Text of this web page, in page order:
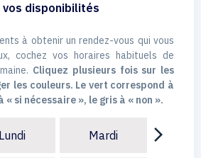
vos disponibilités
à obtenir un rendez-vous qui vous
cochez vos horaires habituels de
Cliquez plusieurs fois sur les
les couleurs. Le vert correspond à
« si nécessaire », le gris à « non ».
Lundi Mardi arrow_forward_ios